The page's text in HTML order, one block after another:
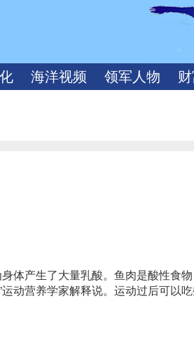
海洋视频 领军人物
体产生了大量乳酸。鱼肉是酸性食
动营养学家解释说。运动过后可以